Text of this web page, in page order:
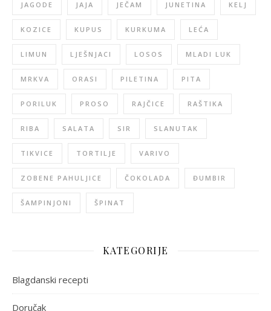
JAGODE JAJA JEČAM JUNETINA KELJ
KOZICE KUPUS KURKUMA LEĆA
LIMUN LJEŠNJACI LOSOS MLADI LUK
MRKVA ORASI PILETINA PITA
PORILUK PROSO RAJČICE RAŠTIKA
RIBA SALATA SIR SLANUTAK
TIKVICE TORTILJE VARIVO
ZOBENE PAHULJICE ČOKOLADA ĐUMBIR
ŠAMPINJONI ŠPINAT
KATEGORIJE
Blagdanski recepti
Doručak